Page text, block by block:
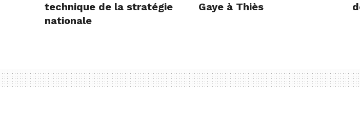
technique de la stratégie
nationale
Gaye à Thiès